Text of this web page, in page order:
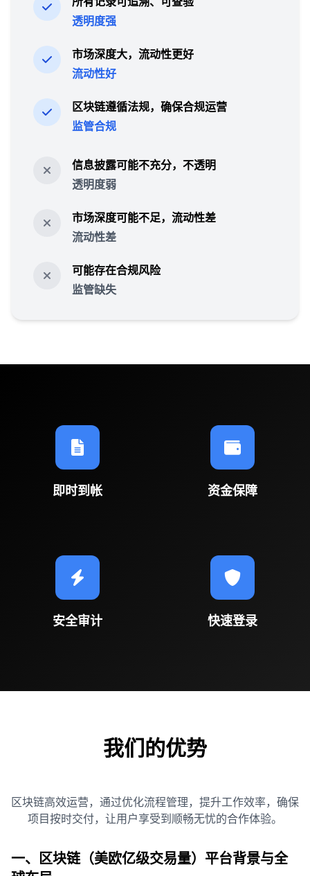
透明度强
市场深度大，流动性更好
流动性好
区块链遵循法规，确保合规运营
监管合规
信息披露可能不充分，不透明
透明度弱
市场深度可能不足，流动性差
流动性差
可能存在合规风险
监管缺失
即时到帐 资金保障
安全审计 快速登录
我们的优势
区块链高效运营，通过优化流程管理，提升工作效率，确保
项目按时交付，让用户享受到顺畅无忧的合作体验。
一、区块链（美欧亿级交易量）平台背景与全